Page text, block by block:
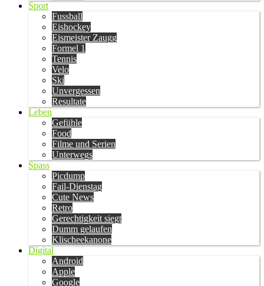
Sport
Fussball
Eishockey
Eismeister Zaugg
Formel 1
Tennis
Velo
Ski
Unvergessen
Resultate
Leben
Gefühle
Food
Filme und Serien
Unterwegs
Spass
Picdump
Fail-Dienstag
Cute News
Retro
Gerechtigkeit siegt
Dumm gelaufen
Klischeekanone
Digital
Android
Apple
Google